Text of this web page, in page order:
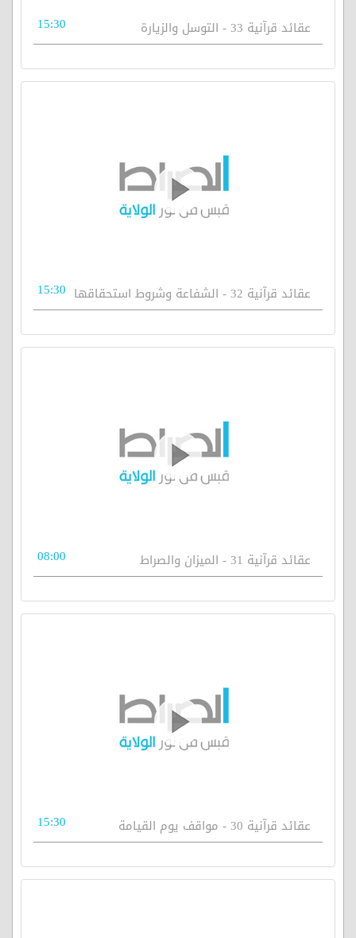
عقائد قرآنية 33 - التوسل والزيارة 15:30
عقائد قرآنية 32 - الشفاعة وشروط استحقاقها 15:30
عقائد قرآنية 31 - الميزان والصراط 08:00
عقائد قرآنية 30 - مواقف يوم القيامة 15:30